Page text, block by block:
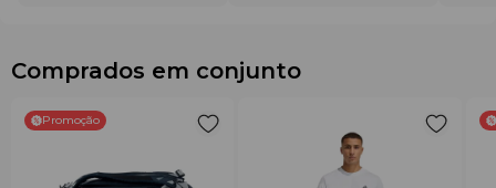
Comprados em conjunto
Promoção